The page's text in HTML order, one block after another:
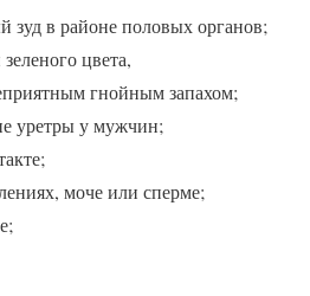
в районе половых органов;
цвета,
гнойным запахом;
уретры у мужчин;
моче или сперме;